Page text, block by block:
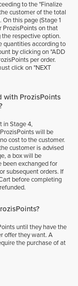
to the "Finalize
customer of the total
this page (Stage 1
ProzisPoints on that
respective option.
quantities according to
by clicking on "ADD
per order.
click on "NEXT
with ProzisPoints
in Stage 4,
will be
cost to the customer.
customer is advised
a box will be
been exchanged for
subsequent orders. If
before completing
until they have the
offer they want. A
the purchase of at